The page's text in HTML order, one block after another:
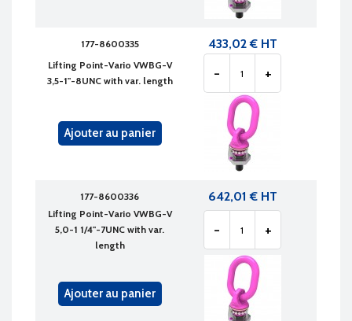
177-8600335
Lifting Point-Vario VWBG-V
3,5-1"-8UNC with var. length
433,02 € HT
- +
Ajouter au panier
177-8600336
Lifting Point-Vario VWBG-V
5,0-1 1/4"-7UNC with var.
length
642,01 € HT
- +
Ajouter au panier